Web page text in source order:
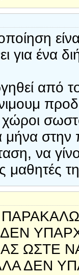
για ένα
από
χώροι
στην
να
μαθητές
ΩΣΤΕ
ΔΕΝ